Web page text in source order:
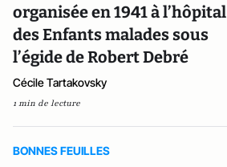
organisée en 1941 à l’hôpital
des Enfants malades sous
l’égide de Robert Debré
Cécile Tartakovsky
1 min de lecture
BONNES FEUILLES